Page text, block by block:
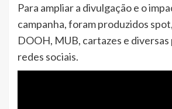
Para ampliar a divulgação e o
campanha, foram produzidos
DOOH, MUB, cartazes e diversas
redes sociais.